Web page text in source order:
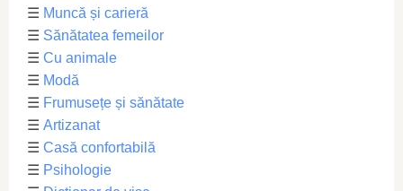
☰ Muncă și carieră
☰ Sănătatea femeilor
☰ Cu animale
☰ Modă
☰ Frumusețe și sănătate
☰ Artizanat
☰ Casă confortabilă
☰ Psihologie